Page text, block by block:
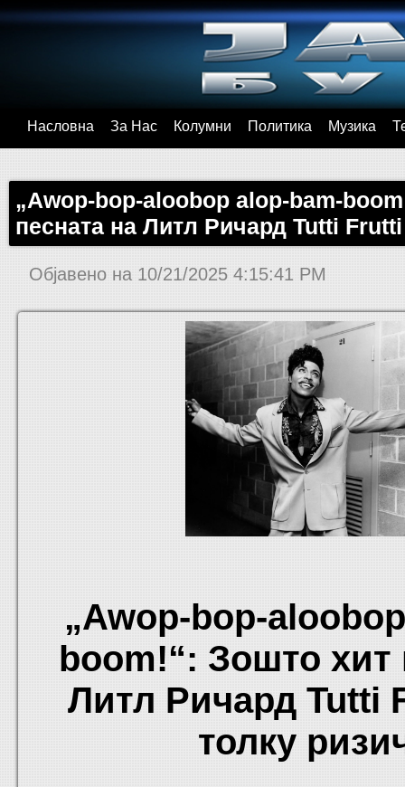
Насловна За Нас Колумни Политика Музика
„Awop-bop-aloobop alop-bam-
песната на Литл Ричард Tutti
Објавено на 10/21/2025 4:15:41 PM
„Awop-bop-
boom!“: Зошто хит
Литл Ричард Tutti
толку